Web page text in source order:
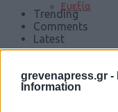
grevenapress.gr -
Information
Ευεξία
Trending
Comments
Latest